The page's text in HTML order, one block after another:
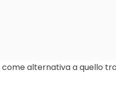
come alternativa a quello